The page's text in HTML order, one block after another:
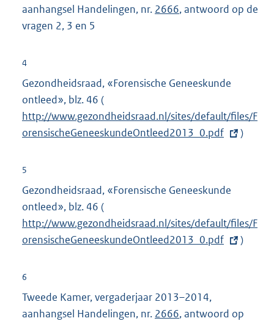
aanhangsel Handelingen, nr. 2666, antwoord op de
vragen 2, 3 en 5
4
Gezondheidsraad, «Forensische Geneeskunde
ontleed», blz. 46 (
x
t
e
i
n
http://www.gezondheidsraad.nl/sites/default/files/F
orensischeGeneeskundeOntleed2013_0.pdf
)
5
Gezondheidsraad, «Forensische Geneeskunde
ontleed», blz. 46 (
x
t
e
http://www.gezondheidsraad.nl/sites/default/files/F
orensischeGeneeskundeOntleed2013_0.pdf
)
6
Tweede Kamer, vergaderjaar 2013–2014,
aanhangsel Handelingen, nr. 2666, antwoord op